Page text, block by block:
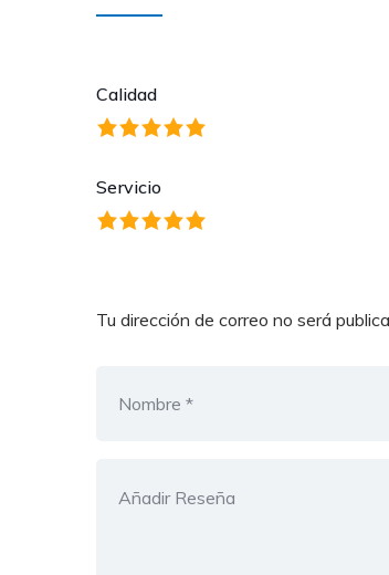
Calidad
Servicio
Tu dirección de correo no será